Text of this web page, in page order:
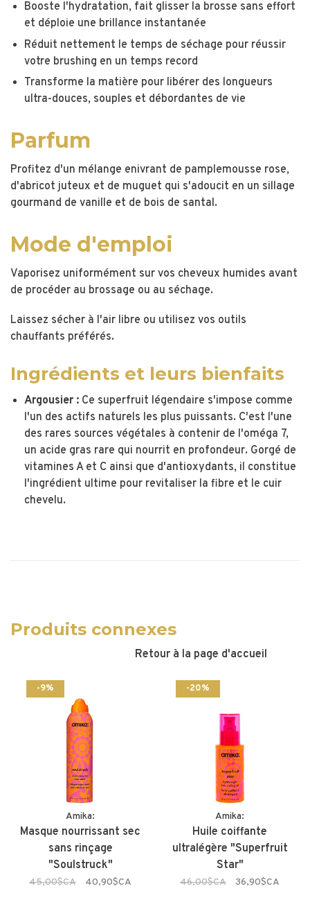
Booste l'hydratation, fait glisser la brosse sans effort
et déploie une brillance instantanée
Réduit nettement le temps de séchage pour réussir
votre brushing en un temps record
Transforme la matière pour libérer des longueurs
ultra-douces, souples et débordantes de vie
Parfum
Profitez d'un mélange enivrant de pamplemousse rose,
d'abricot juteux et de muguet qui s'adoucit en un sillage
gourmand de vanille et de bois de santal.
Mode d'emploi
Vaporisez uniformément sur vos cheveux humides avant
de procéder au brossage ou au séchage.
Laissez sécher à l'air libre ou utilisez vos outils
chauffants préférés.
Ingrédients et leurs bienfaits
Argousier : Ce superfruit légendaire s'impose comme
l'un des actifs naturels les plus puissants. C'est l'une
des rares sources végétales à contenir de l'oméga 7,
un acide gras rare qui nourrit en profondeur. Gorgé de
vitamines A et C ainsi que d'antioxydants, il constitue
l'ingrédient ultime pour revitaliser la fibre et le cuir
chevelu.
Produits connexes
Retour à la page d'accueil
-9%
Amika:
Masque nourrissant sec
sans rinçage
"Soulstruck"
45,00$CA 40,90$CA
-20%
Amika:
Huile coiffante
ultralégère "Superfruit
Star"
46,00$CA 36,90$CA